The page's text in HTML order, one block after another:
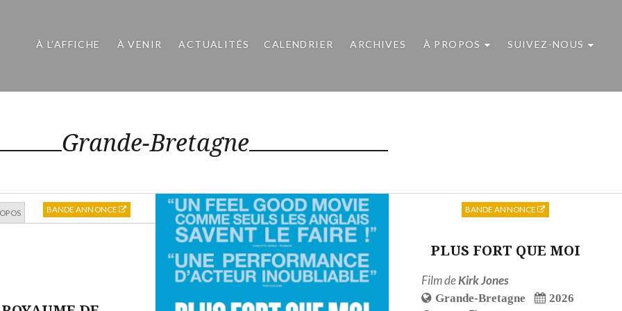
À L’AFFICHE À VENIR ACTUALITÉS CALENDRIER ARCHIVES À PROPOS SUIVEZ-NOUS
Grande-Bretagne
BANDE ANNONCE
PLUS FORT QUE MOI
Film deKirk Jones
Grande-Bretagne
2026
BANDE ANNONCE